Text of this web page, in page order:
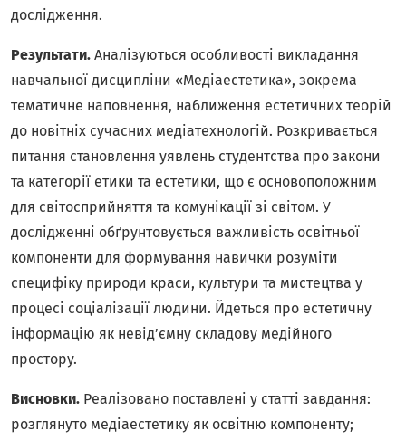
дослідження.
Результати. Аналізуються особливості викладання
навчальної дисципліни «Медіаестетика», зокрема
тематичне наповнення, наближення естетичних теорій
до новітніх сучасних медіатехнологій. Розкривається
питання становлення уявлень студентства про закони
та категорії етики та естетики, що є основоположним
для світосприйняття та комунікації зі світом. У
дослідженні обґрунтовується важливість освітньої
компоненти для формування навички розуміти
специфіку природи краси, культури та мистецтва у
процесі соціалізації людини. Йдеться про естетичну
інформацію як невід’ємну складову медійного
простору.
Висновки. Реалізовано поставлені у статті завдання:
розглянуто медіаестетику як освітню компоненту;